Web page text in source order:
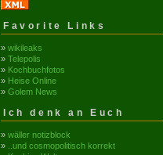
Favorite Links
» wikileaks
» Telepolis
» Kochbuchfotos
» Heise Online
» Golem News
Ich denk an Euch
» wäller notizblock
»
..und cosmopolitisch korrekt